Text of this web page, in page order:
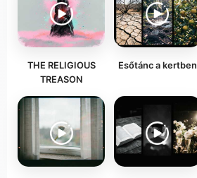
THE RELIGIOUS
TREASON
Esőtánc a kertben